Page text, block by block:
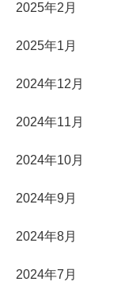
2025年2月
2025年1月
2024年12月
2024年11月
2024年10月
2024年9月
2024年8月
2024年7月